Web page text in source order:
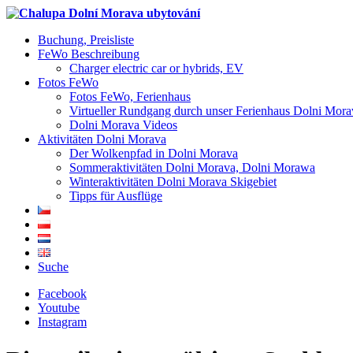
Buchung, Preisliste
FeWo Beschreibung
Charger electric car or hybrids, EV
Fotos FeWo
Fotos FeWo, Ferienhaus
Virtueller Rundgang durch unser Ferienhaus Dolni
Dolni Morava Videos
Aktivitäten Dolni Morava
Der Wolkenpfad in Dolni Morava
Sommeraktivitäten Dolni Morava, Dolni Morawa
Winteraktivitäten Dolni Morava Skigebiet
Tipps für Ausflüge
Suche
Facebook
Youtube
Instagram